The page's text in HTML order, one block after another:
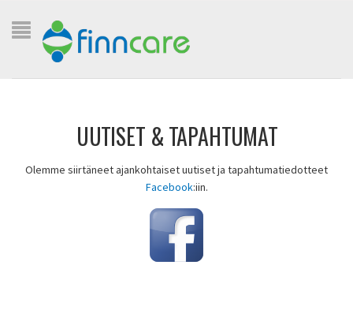
UUTISET & TAPAHTUMAT
Olemme siirtäneet ajankohtaiset uutiset ja tapahtumatiedotteet
Facebook:iin.